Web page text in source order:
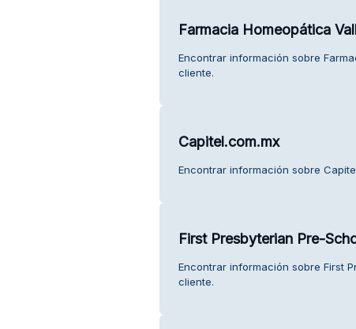
Farmacia Homeopática
Encontrar información sobre
cliente.
Capitel.com.mx
Encontrar información sobre
First Presbyterian Pre-
Encontrar información sobre First
cliente.